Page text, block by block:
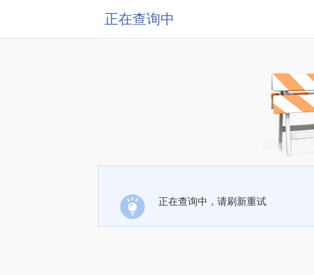
正在查询中
正在查询中，请刷新重试